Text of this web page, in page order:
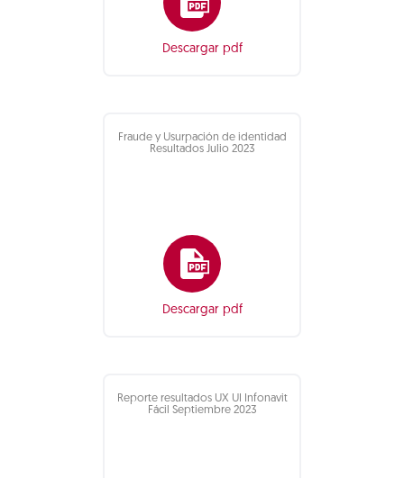
Descargar pdf
Fraude y Usurpación de identidad
Resultados Julio 2023
Descargar pdf
Reporte resultados UX UI Infonavit
Fácil Septiembre 2023